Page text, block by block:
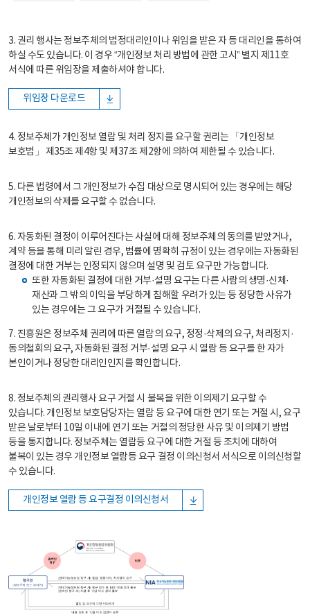
3. 권리 행사는 정보주체의 법정대리인이나 위임을 받은 자 등 대리인을 통하여
하실 수도 있습니다. 이 경우 “개인정보 처리 방법에 관한 고시” 별지 제11호
서식에 따른 위임장을 제출하셔야 합니다.
위임장 다운로드
4. 정보주체가 개인정보 열람 및 처리 정지를 요구할 권리는 「개인정보
보호법」 제35조 제4항 및 제37조 제2항에 의하여 제한될 수 있습니다.
5. 다른 법령에서 그 개인정보가 수집 대상으로 명시되어 있는 경우에는 해당
개인정보의 삭제를 요구할 수 없습니다.
6. 자동화된 결정이 이루어진다는 사실에 대해 정보주체의 동의를 받았거나,
계약 등을 통해 미리 알린 경우, 법률에 명확히 규정이 있는 경우에는 자동화된
결정에 대한 거부는 인정되지 않으며 설명 및 검토 요구만 가능합니다.
또한 자동화된 결정에 대한 거부·설명 요구는 다른 사람의 생명·신체·
재산과 그 밖의 이익을 부당하게 침해할 우려가 있는 등 정당한 사유가
있는 경우에는 그 요구가 거절될 수 있습니다.
7. 진흥원은 정보주체 권리에 따른 열람의 요구, 정정·삭제의 요구, 처리정지·
동의철회의 요구, 자동화된 결정 거부·설명 요구 시 열람 등 요구를 한 자가
본인이거나 정당한 대리인인지를 확인합니다.
8. 정보주체의 권리행사 요구 거절 시 불복을 위한 이의제기 요구할 수
있습니다. 개인정보 보호담당자는 열람 등 요구에 대한 연기 또는 거절 시, 요구
받은 날로부터 10일 이내에 연기 또는 거절의 정당한 사유 및 이의제기 방법
등을 통지합니다. 정보주체는 열람등 요구에 대한 거절 등 조치에 대하여
불복이 있는 경우 개인정보 열람등 요구 결정 이의신청서 서식으로 이의신청할
수 있습니다.
개인정보 열람 등 요구결정 이의신청서